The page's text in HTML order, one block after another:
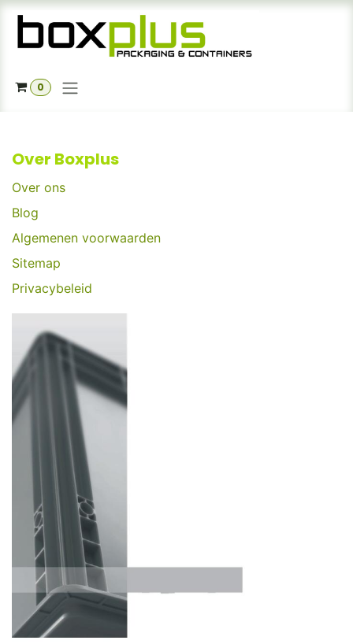
Overslaan naar inhoud
0
Over Boxplus
Over ons
Blog
Algemenen voorwaarden
Sitemap
Privacybeleid